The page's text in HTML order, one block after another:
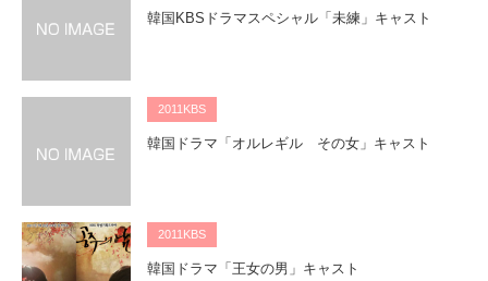
韓国KBSドラマスペシャル「未練」キャスト
2011KBS
韓国ドラマ「オルレギル その女」キャスト
2011KBS
韓国ドラマ「王女の男」キャスト